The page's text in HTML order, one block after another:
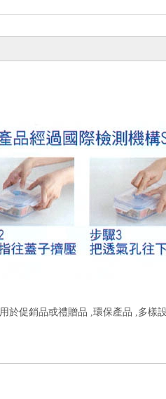
於促銷品或禮贈品 ,環保產品 ,多樣